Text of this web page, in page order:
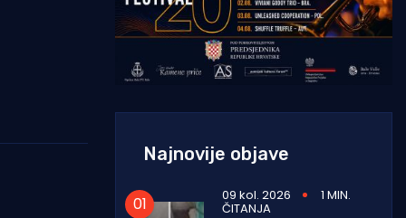
Najnovije objave
09 kol. 2026 1 MIN.
ČITANJA